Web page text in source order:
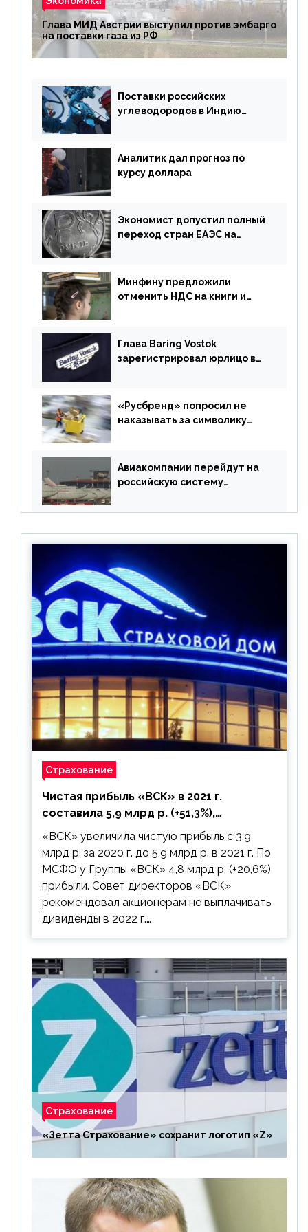
Глава МИД Австрии выступил против эмбарго
на поставки газа из РФ
Поставки российских
углеводородов в Индию
Аналитик дал прогноз по
курсу доллара
Экономист допустил полный
переход стран ЕАЭС на
Минфину предложили
отменить НДС на книги и
Глава Baring Vostok
зарегистрировал юрлицо в
«Русбренд» попросил не
наказывать за символику
Авиакомпании перейдут на
российскую систему
Страхование
Чистая прибыль «ВСК» в 2021 г.
составила 5,9 млрд р. (+51,3%),
дивиденды рекомендовано не
выплачивать
«ВСК» увеличила чистую прибыль с 3,9
млрд р. за 2020 г. до 5,9 млрд р. в 2021 г. По
МСФО у Группы «ВСК» 4,8 млрд р. (+20,6%)
прибыли. Совет директоров «ВСК»
рекомендовал акционерам не выплачивать
дивиденды в 2022 г.…
Страхование
«Зетта Страхование» сохранит логотип «Z»